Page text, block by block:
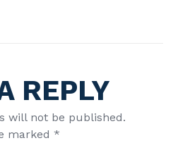
REPLY
will not be published.
marked*